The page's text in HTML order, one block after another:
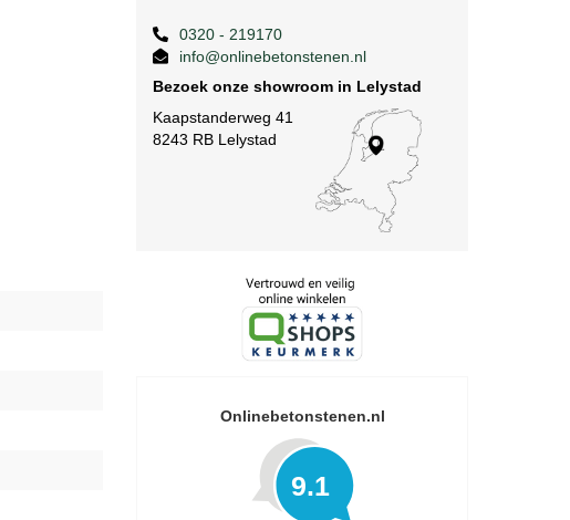
0320 - 219170
info@onlinebetonstenen.nl
Bezoek onze showroom in Lelystad
Kaapstanderweg 41
8243 RB Lelystad
Onlinebetonstenen.nl
9.1